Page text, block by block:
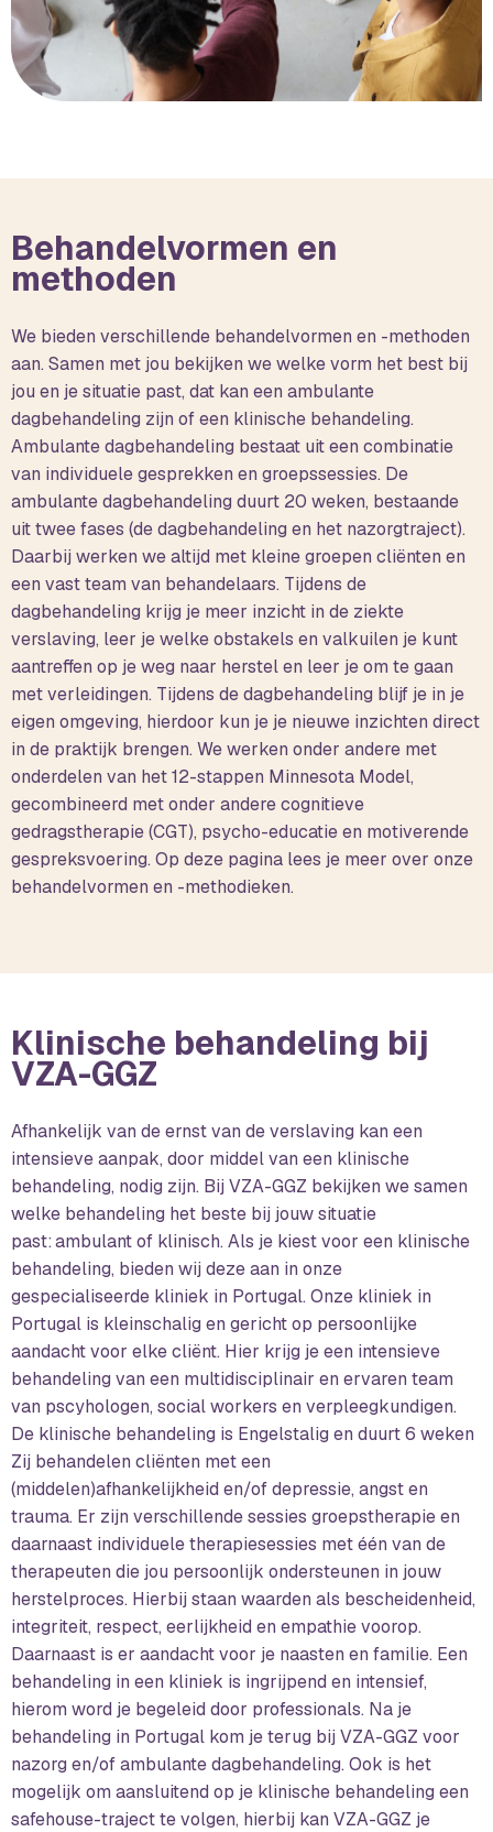
Behandelvormen en
methoden
We bieden verschillende behandelvormen en -methoden
aan. Samen met jou bekijken we welke vorm het best bij
jou en je situatie past, dat kan een ambulante
dagbehandeling zijn of een klinische behandeling.
Ambulante dagbehandeling bestaat uit een combinatie
van individuele gesprekken en groepssessies. De
ambulante dagbehandeling duurt 20 weken, bestaande
uit twee fases (de dagbehandeling en het nazorgtraject).
Daarbij werken we altijd met kleine groepen cliënten en
een vast team van behandelaars. Tijdens de
dagbehandeling krijg je meer inzicht in de ziekte
verslaving, leer je welke obstakels en valkuilen je kunt
aantreffen op je weg naar herstel en leer je om te gaan
met verleidingen. Tijdens de dagbehandeling blijf je in je
eigen omgeving, hierdoor kun je je nieuwe inzichten direct
in de praktijk brengen. We werken onder andere met
onderdelen van het 12-stappen Minnesota Model,
gecombineerd met onder andere cognitieve
gedragstherapie (CGT), psycho-educatie en motiverende
gespreksvoering. Op deze pagina lees je meer over onze
behandelvormen en -methodieken.
Klinische behandeling bij
VZA-GGZ
Afhankelijk van de ernst van de verslaving kan een
intensieve aanpak, door middel van een klinische
behandeling, nodig zijn. Bij VZA-GGZ bekijken we samen
welke behandeling het beste bij jouw situatie
past: ambulant of klinisch. Als je kiest voor een klinische
behandeling, bieden wij deze aan in onze
gespecialiseerde kliniek in Portugal. Onze kliniek in
Portugal is kleinschalig en gericht op persoonlijke
aandacht voor elke cliënt. Hier krijg je een intensieve
behandeling van een multidisciplinair en ervaren team
van pscyhologen, social workers en verpleegkundigen.
De klinische behandeling is Engelstalig en duurt 6 weken
Zij behandelen cliënten met een
(middelen)afhankelijkheid en/of depressie, angst en
trauma. Er zijn verschillende sessies groepstherapie en
daarnaast individuele therapiesessies met één van de
therapeuten die jou persoonlijk ondersteunen in jouw
herstelproces. Hierbij staan waarden als bescheidenheid,
integriteit, respect, eerlijkheid en empathie voorop.
Daarnaast is er aandacht voor je naasten en familie. Een
behandeling in een kliniek is ingrijpend en intensief,
hierom word je begeleid door professionals. Na je
behandeling in Portugal kom je terug bij VZA-GGZ voor
nazorg en/of ambulante dagbehandeling. Ook is het
mogelijk om aansluitend op je klinische behandeling een
safehouse-traject te volgen, hierbij kan VZA-GGZ je